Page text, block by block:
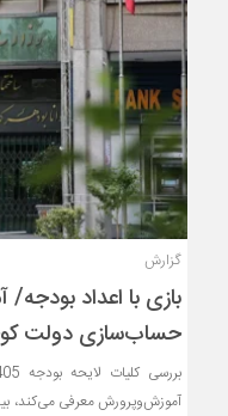
گزارش
بازی با اعداد
حساب‌سازی دولت
آموزش‌وپرورش معرفی می‌کند،